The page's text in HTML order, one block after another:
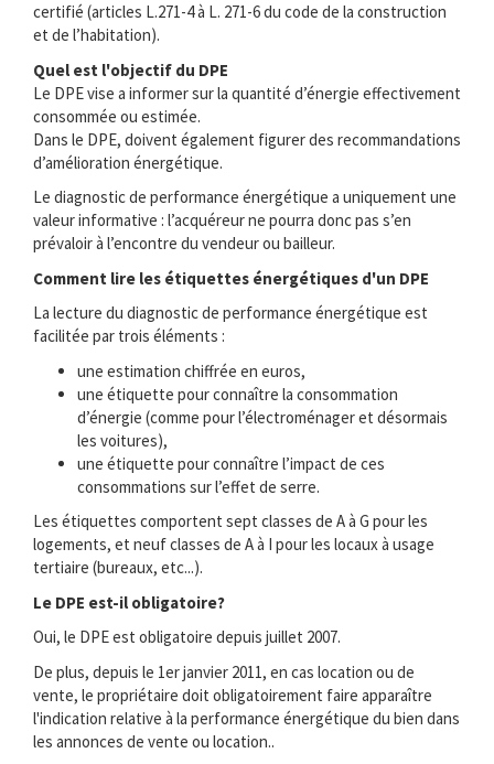
certifié (articles L.271-4 à L. 271-6 du code de la construction
et de l’habitation).
Quel est l'objectif du DPE
Le DPE vise a informer sur la quantité d’énergie effectivement
consommée ou estimée.
Dans le DPE, doivent également figurer des recommandations
d’amélioration énergétique.
Le diagnostic de performance énergétique a uniquement une
valeur informative : l’acquéreur ne pourra donc pas s’en
prévaloir à l’encontre du vendeur ou bailleur.
Comment lire les étiquettes énergétiques d'un DPE
La lecture du diagnostic de performance énergétique est
facilitée par trois éléments :
une estimation chiffrée en euros,
une étiquette pour connaître la consommation
d’énergie (comme pour l’électroménager et désormais
les voitures),
une étiquette pour connaître l’impact de ces
consommations sur l’effet de serre.
Les étiquettes comportent sept classes de A à G pour les
logements, et neuf classes de A à I pour les locaux à usage
tertiaire (bureaux, etc...).
Le DPE est-il obligatoire?
Oui, le DPE est obligatoire depuis juillet 2007.
De plus, depuis le 1er janvier 2011, en cas location ou de
vente, le propriétaire doit obligatoirement faire apparaître
l'indication relative à la performance énergétique du bien dans
les annonces de vente ou location..